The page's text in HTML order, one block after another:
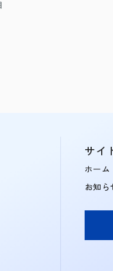
サイ
ホーム
お知ら